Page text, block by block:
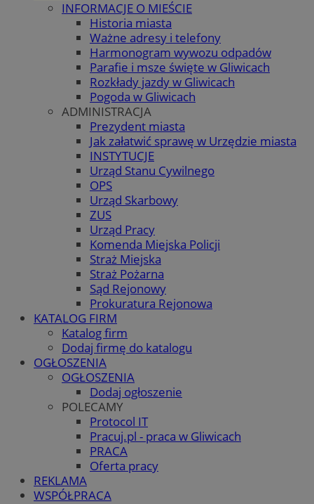
INFORMACJE O MIEŚCIE
Historia miasta
Ważne adresy i telefony
Harmonogram wywozu odpadów
Parafie i msze święte w Gliwicach
Rozkłady jazdy w Gliwicach
Pogoda w Gliwicach
ADMINISTRACJA
Prezydent miasta
Jak załatwić sprawę w Urzędzie miasta
INSTYTUCJE
Urząd Stanu Cywilnego
OPS
Urząd Skarbowy
ZUS
Urząd Pracy
Komenda Miejska Policji
Straż Miejska
Straż Pożarna
Sąd Rejonowy
Prokuratura Rejonowa
KATALOG FIRM
Katalog firm
Dodaj firmę do katalogu
OGŁOSZENIA
OGŁOSZENIA
Dodaj ogłoszenie
POLECAMY
Protocol IT
Pracuj.pl - praca w Gliwicach
PRACA
Oferta pracy
REKLAMA
WSPÓŁPRACA